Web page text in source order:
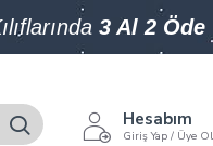
3 Al 2 Öde
Hesabım
Giriş Yap / Üye Ol